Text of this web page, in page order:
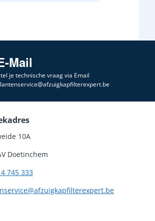
Mail
je technische vraag via Email
10A
Doetinchem
745 333